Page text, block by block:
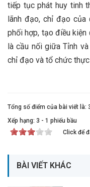
tiếp tục phát huy tinh
lãnh đạo, chỉ đạo
phối hợp, tạo điều kiện
là cầu nối giữa Tỉnh
chỉ đạo và tổ chức
Tổng số điểm của bài viết là:
Xếp hạng: 3 - 1 phiếu bầu
Click để
BÀI VIẾT KHÁC